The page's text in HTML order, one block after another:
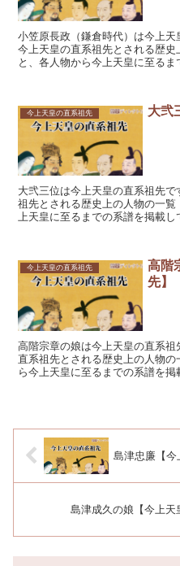
小笠原長政（鎌倉時代）は今上天
今上天皇の直系祖先とされる歴史
と、各人物から今上天皇に至るま
今上天皇の直系祖先 大弐
大弐三位は今上天皇の直系祖先
祖先とされる歴史上の人物の一
上天皇に至るまでの系譜を掲載し
今上天皇の直系祖先
高階
先】
高階宗章の娘は今上天皇の直系
直系祖先とされる歴史上の人物
ら今上天皇に至るまでの系譜を掲
島津忠廉【今
島津成久の娘【今上天